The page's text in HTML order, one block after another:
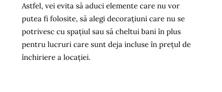
Astfel, vei evita să aduci elemente care nu vor
putea fi folosite, să alegi decorațiuni care nu se
potrivesc cu spațiul sau să cheltui bani în plus
pentru lucruri care sunt deja incluse în prețul de
închiriere a locației.